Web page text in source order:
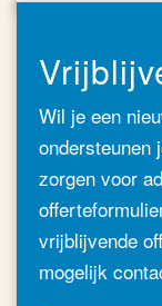
Wil je een
ondersteunen
zorgen voor
vrijblijvende
mogelijk